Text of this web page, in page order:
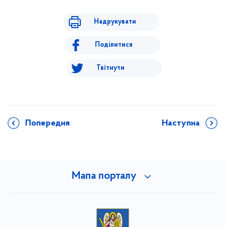
Надрукувати
Поділитися
Твітнути
Попередня Наступна
Мапа порталу